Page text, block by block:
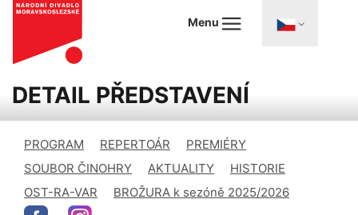
Menu
DETAIL PŘEDSTAVENÍ
PROGRAM REPERTOÁR
PREMIÉRY
SOUBOR ČINOHRY
AKTUALITY
HISTORIE
OST-RA-VAR
BROŽURA k sezóně 2025/2026